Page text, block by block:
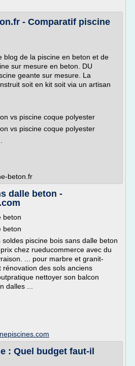
- Comparatif piscine
blog de la piscine en beton et de
sur mesure en beton. DU
geante sur mesure. La
soit en kit soit via un artisan
vs piscine coque polyester
vs piscine coque polyester
beton.fr
dalle beton -
beton
beton
piscine bois sans dalle beton
chez rueducommerce avec du
... pour marbre et granit-
des sols anciens
nettoyer son balcon
dalles ...
: Quel budget faut-il